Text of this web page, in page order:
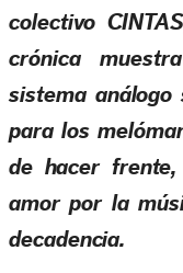
colectivo
crónica
sistema
para los
de hacer
amor por la
decadencia.